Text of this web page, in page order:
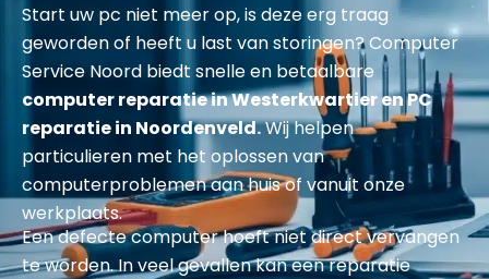
Start uw pc niet meer op, is deze erg traag
geworden of heeft u last van storingen? Computer
Service Noord biedt snelle en betaalbare
computer reparatie in Westerkwartier en PC
reparatie in Noordenveld.Wij helpen
particulieren met het oplossen van
computerproblemen aan huis of vanuit onze
werkplaats.
Een defecte computer hoeft niet direct vervangen
te worden. In veel gevallen kan een reparatie